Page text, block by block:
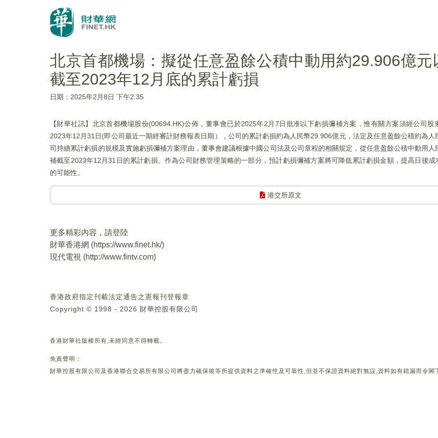
北京首都機場：擬從任意盈餘公積中動用約29.906億元
截至2023年12月底的累計虧損
日期：2025年2月8日 下午2:35
【財華社訊】北京首都機場股份(00694.HK)公佈，董事會已於2025年2月7日批准以下虧損彌補方案，惟有關方案須經公司股
2023年12月31日(即公司最近一期經審計財務報表日期），公司的累計虧損約為人民幣29.906億元，法定及任意盈餘公積約為
司持續累計虧損的規模及實施虧損彌補方案理由，董事會建議根據中國公司法及公司章程的相關規定，從任意盈餘公積中動用
補截至2023年12月31日的累計虧損。作為公司財務管理策略的一部分，預計虧損彌補方案將可降低累計虧損金額，提高日後
的可能性。
港交所原文
更多精彩內容，請登陸
財華香港網 (https://www.finet.hk/)
現代電視 (http://www.fintv.com)
香港政府指定刊載法定通告之憲報刊登報章
Copyright © 1998 - 2026 財華控股有限公司
香港財華社版權所有,未經同意不得轉載。
免責聲明：
財華控股有限公司及香港聯合交易所有限公司將盡力確保彼等所提供資料之準確性及可靠性,但並不保證資料絕對無誤,資料如有錯漏而令閣